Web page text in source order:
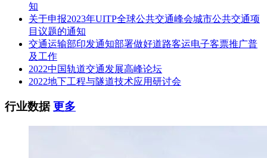
知
关于申报2023年UITP全球公共交通峰会城市公共交通项
目议题的通知
交通运输部印发通知部署做好道路客运电子客票推广普
及工作
2022中国轨道交通发展高峰论坛
2022地下工程与隧道技术应用研讨会
行业数据更多